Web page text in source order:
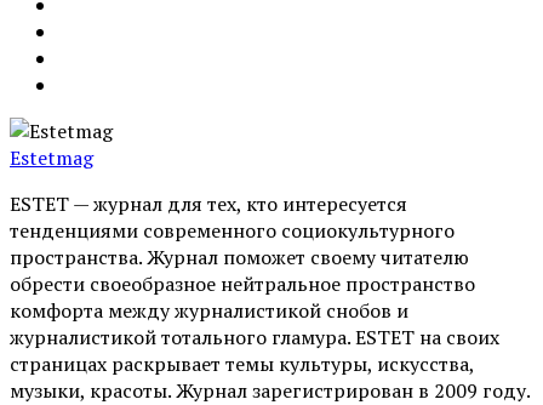
Estetmag
ESTET — журнал для тех, кто интересуeтся
тенденциями современного социокультурного
пространства. Журнал поможет своему читателю
обрести своеобразное нейтральное пространство
комфорта между журналистикой снобов и
журналистикой тотального гламура. ESTET на своих
страницах раскрывает темы культуры, искусства,
музыки, красоты. Журнал зарегистрирован в 2009 году.